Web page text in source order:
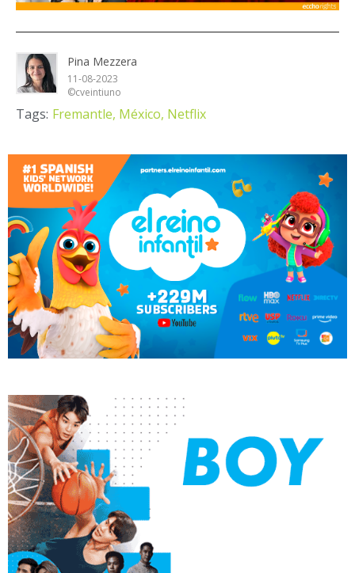
Pina Mezzera
11-08-2023
©cveintiuno
Tags: Fremantle, México, Netflix